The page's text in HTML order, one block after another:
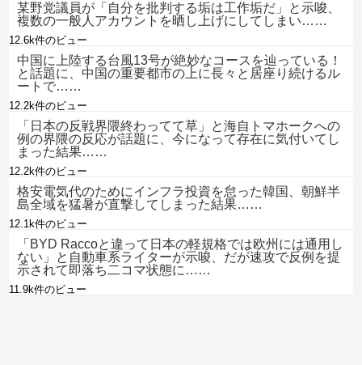
某野党議員が「自分を批判する垢は工作垢だ」と示唆、
複数の一般人アカウントを晒し上げにしてしまい……
12.6k件のビュー
中国に上陸する台風13号が絶妙なコースを辿っている！
と話題に、中国の重要都市の上に長々と居座り続けるル
ートで……
12.2k件のビュー
「日本の反戦界隈終わってて草」と海自トマホークへの
例の界隈の反応が話題に、今になって存在に気付いてし
まった結果……
12.2k件のビュー
格安電気代のためにインフラ投資を怠った韓国、朝鮮半
島全域を猛暑が直撃してしまった結果……
12.1k件のビュー
「BYD Raccoと違って日本の軽規格では欧州には通用し
ない」と自動車系ライターが示唆、だが速攻で反例を提
示されて即落ち二コマ状態に……
11.9k件のビュー